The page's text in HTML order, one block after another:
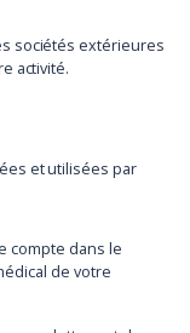
sociétés extérieures
activité.
et utilisées par
compte dans le
de votre